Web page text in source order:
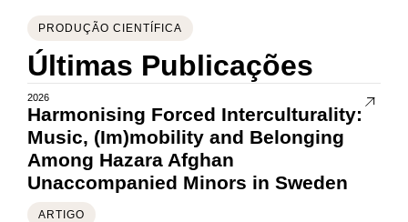
PRODUÇÃO CIENTÍFICA
Últimas Publicações
2026
Harmonising Forced Interculturality:
Music, (Im)mobility and Belonging
Among Hazara Afghan
Unaccompanied Minors in Sweden
ARTIGO